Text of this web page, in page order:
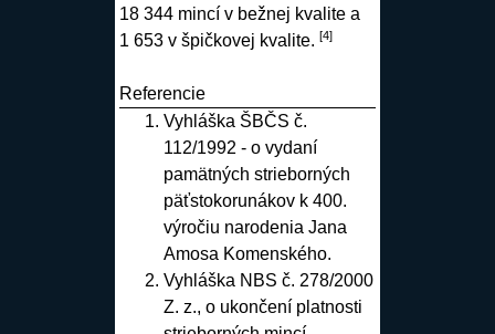
18 344 mincí v bežnej kvalite a
1 653 v špičkovej kvalite. [4]
Referencie
Vyhláška ŠBČS č.
112/1992 - o vydaní
pamätných strieborných
päťstokorunákov k 400.
výročiu narodenia Jana
Amosa Komenského.
Vyhláška NBS č. 278/2000
Z. z., o ukončení platnosti